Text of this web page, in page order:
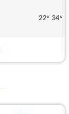
22° 34°